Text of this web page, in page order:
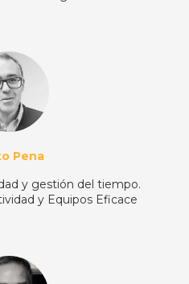
Pena
y gestión del tiempo.
y Equipos Eficace